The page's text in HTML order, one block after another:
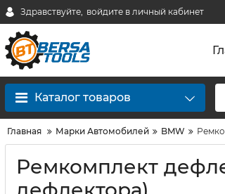
Здравствуйте, войдите в личный кабинет
Каталог товаров
Главная Марки Автомобилей BMW
Ремкомплект